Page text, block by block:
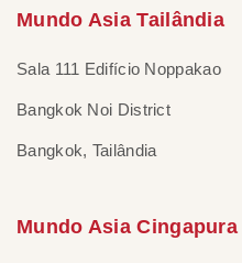
Mundo Asia Tailândia
Sala 111 Edifício Noppakao
Bangkok Noi District
Bangkok, Tailândia
Mundo Asia Cingapura